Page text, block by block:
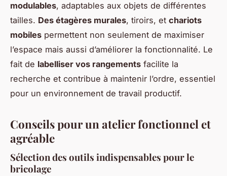
modulables, adaptables aux objets de différentes
tailles. Des étagères murales, tiroirs, et chariots
mobiles permettent non seulement de maximiser
l’espace mais aussi d’améliorer la fonctionnalité. Le
fait de labelliser vos rangements facilite la
recherche et contribue à maintenir l’ordre, essentiel
pour un environnement de travail productif.
Conseils pour un atelier fonctionnel et
agréable
Sélection des outils indispensables pour le
bricolage